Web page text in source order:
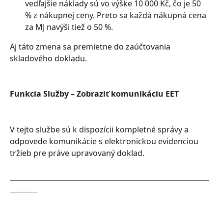
vedľajšie náklady sú vo výške 10 000 Kč, čo je 50
% z nákupnej ceny. Preto sa každá nákupná cena
za MJ navýši tiež o 50 %.
Aj táto zmena sa premietne do zaúčtovania
skladového dokladu.
Funkcia Služby – Zobraziť komunikáciu EET
V tejto službe sú k dispozícii kompletné správy a
odpovede komunikácie s elektronickou evidenciou
tržieb pre práve upravovaný doklad.